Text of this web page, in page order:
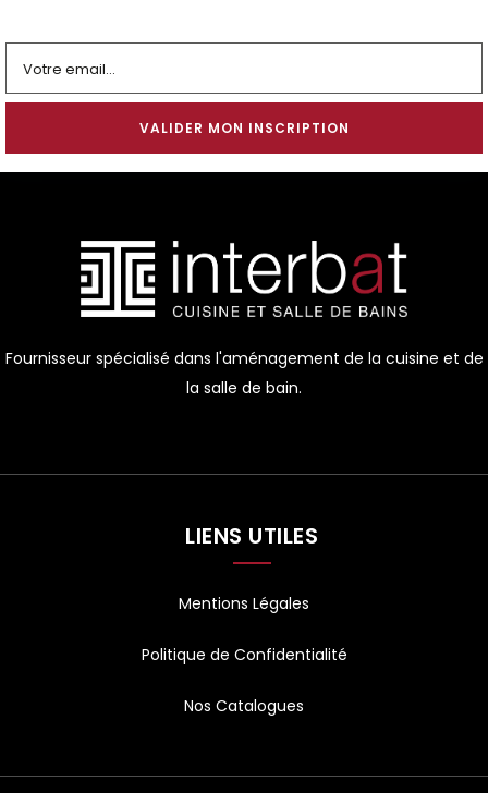
Alternative:
Fournisseur spécialisé dans l'aménagement de la cuisine et de
la salle de bain.
LIENS UTILES
Mentions Légales
Politique de Confidentialité
Nos Catalogues